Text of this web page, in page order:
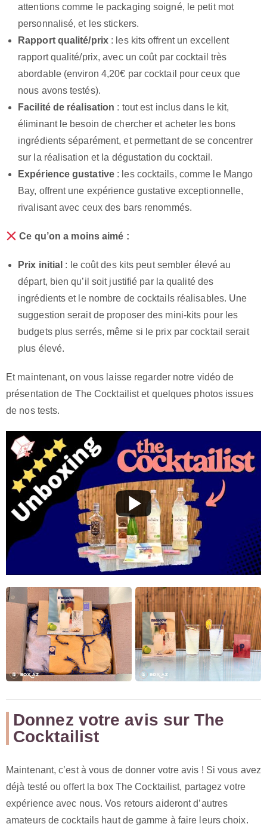
attentions comme le packaging soigné, le petit mot
personnalisé, et les stickers.
Rapport qualité/prix : les kits offrent un excellent
rapport qualité/prix, avec un coût par cocktail très
abordable (environ 4,20€ par cocktail pour ceux que
nous avons testés).
Facilité de réalisation : tout est inclus dans le kit,
éliminant le besoin de chercher et acheter les bons
ingrédients séparément, et permettant de se concentrer
sur la réalisation et la dégustation du cocktail.
Expérience gustative : les cocktails, comme le Mango
Bay, offrent une expérience gustative exceptionnelle,
rivalisant avec ceux des bars renommés.
Ce qu’on a moins aimé :
Prix initial : le coût des kits peut sembler élevé au
départ, bien qu’il soit justifié par la qualité des
ingrédients et le nombre de cocktails réalisables. Une
suggestion serait de proposer des mini-kits pour les
budgets plus serrés, même si le prix par cocktail serait
plus élevé.
Et maintenant, on vous laisse regarder notre vidéo de
présentation de The Cocktailist et quelques photos issues
de nos tests.
Donnez votre avis sur The
Cocktailist
Maintenant, c’est à vous de donner votre avis ! Si vous avez
déjà testé ou offert la box The Cocktailist, partagez votre
expérience avec nous. Vos retours aideront d’autres
amateurs de cocktails haut de gamme à faire leurs choix.